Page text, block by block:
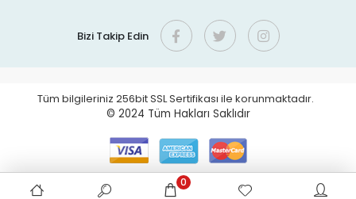
Bizi Takip Edin
Tüm bilgileriniz 256bit SSL Sertifikası ile korunmaktadır.
© 2024 Tüm Hakları Saklıdır
0